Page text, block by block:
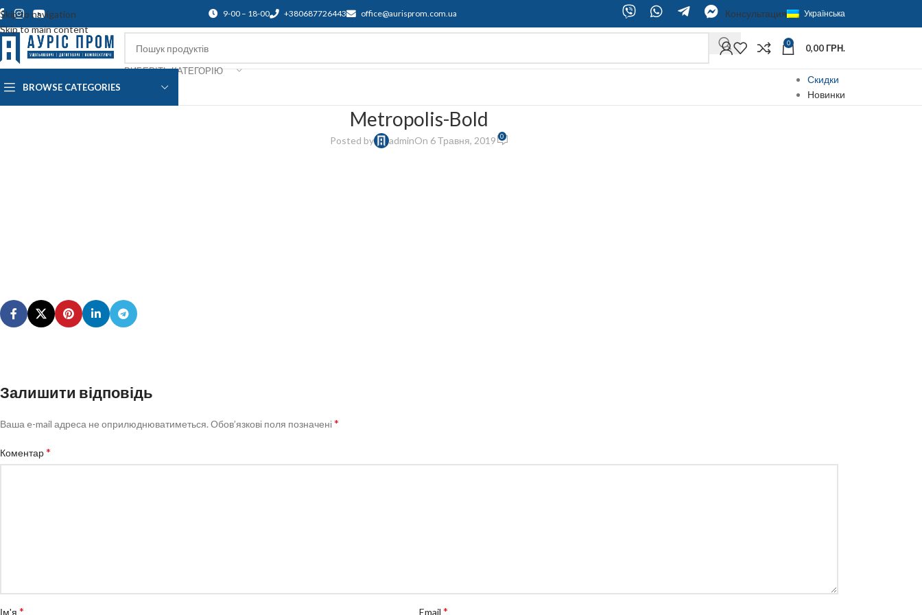
Skip to navigation
Skip to main content
9-00 – 18-00 +380687726443 office@aurisprom.com.ua Консультация Українська
ВИБЕРІТЬ КАТЕГОРІЮ
0 0,00ГРН.
BROWSE CATEGORIES
Скидки
Новинки
Metropolis-Bold
Posted by adminOn 6 Травня, 2019 0
Залишити відповідь
Ваша e-mail адреса не оприлюднюватиметься. Обов’язкові поля позначені*
Коментар*
Ім'я * Email *